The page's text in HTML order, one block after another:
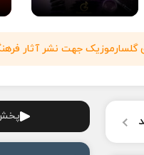
جهت نشر آثار